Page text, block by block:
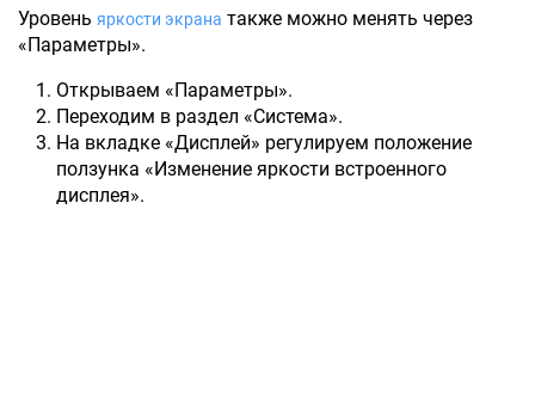
Уровень яркости экрана также можно менять через
«Параметры».
Открываем «Параметры».
Переходим в раздел «Система».
На вкладке «Дисплей» регулируем положение
ползунка «Изменение яркости встроенного
дисплея».